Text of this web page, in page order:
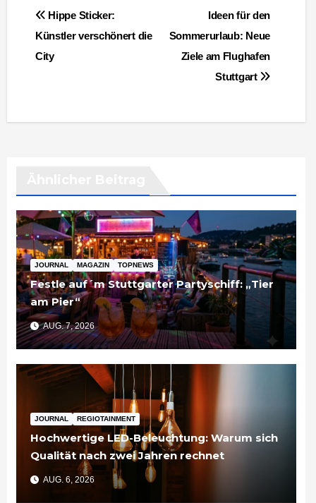
Beitragsnavigation
Ideen für den
Sommerurlaub: Neue
Ziele am Flughafen
Stuttgart
Hippe Sticker:
Künstler verschönert die
City
JOURNAL MAGAZIN TOPNEWS
Festle auf´m Stuttgarter Partyschiff: „Tier
am Pier“
AUG. 7, 2026
JOURNAL REGIOTAINMENT
Hochwertige LED-Beleuchtung: Warum sich
Qualität nach zwei Jahren rechnet
AUG. 6, 2026